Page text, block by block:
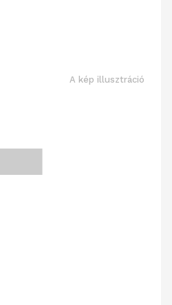
A kép illusztráció